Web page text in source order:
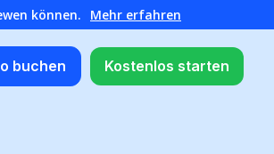
können. Mehr erfahren
buchen Kostenlos starten